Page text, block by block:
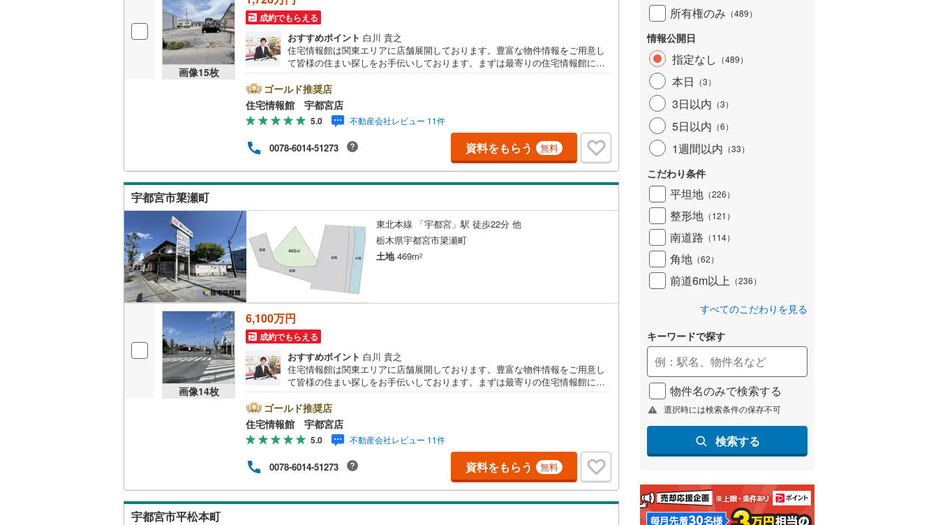
画像15枚
成約でもらえる
おすすめポイント 白川 貴之
住宅情報館は関東エリアに店舗展開しております。豊富な物件情報をご用意し
て皆様の住まい探しをお手伝いしております。まずは最寄りの住宅情報館にお
の試算やご購入の際にかかる諸費用の概算も行っております。しっかりとした
資金計画のアドバイスをさせて頂きますので、お気軽にご相談ください。
ゴールド推奨店
住宅情報館 宇都宮店
5.0 不動産会社レビュー 11件
0078-6014-51273 資料をもらう 無料
宇都宮市簗瀬町
東北本線 「宇都宮」駅 徒歩22分 他
栃木県宇都宮市簗瀬町
土地469m2
画像14枚
6,100万円
成約でもらえる
おすすめポイント 白川 貴之
住宅情報館は関東エリアに店舗展開しております。豊富な物件情報をご用意し
て皆様の住まい探しをお手伝いしております。まずは最寄りの住宅情報館にお
の試算やご購入の際にかかる諸費用の概算も行っております。しっかりとした
資金計画のアドバイスをさせて頂きますので、お気軽にご相談ください。
ゴールド推奨店
住宅情報館 宇都宮店
5.0 不動産会社レビュー 11件
0078-6014-51273 資料をもらう 無料
宇都宮市平松本町
所有権のみ （489）
情報公開日
指定なし （489）
本日 （3）
3日以内 （3）
5日以内 （6）
1週間以内 （33）
こだわり条件
平坦地 （226）
整形地 （121 ）
南道路 （114）
角地 （62）
前道6m以上 （236）
すべてのこだわりを見る
キーワードで探す
物件名のみで検索する
選択時には検索条件の保存不可
検索する